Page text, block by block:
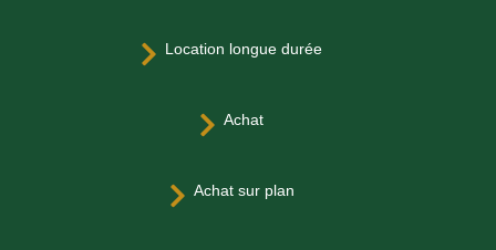
 Location longue durée
 Achat
 Achat sur plan